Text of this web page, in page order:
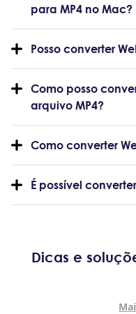
para MP4 no Mac?
Posso converter
Como posso
arquivo MP4?
Como converter
É possível
Dicas e